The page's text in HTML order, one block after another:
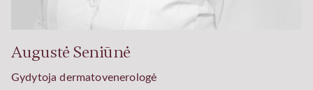
Augustė Seniūnė
Gydytoja dermatovenerologė